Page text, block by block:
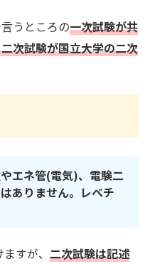
うところの一次試験が共
次試験が国立大学の二次
エネ管(電気)、電験二
ありません。レベチ
すが、 二次試験は記述